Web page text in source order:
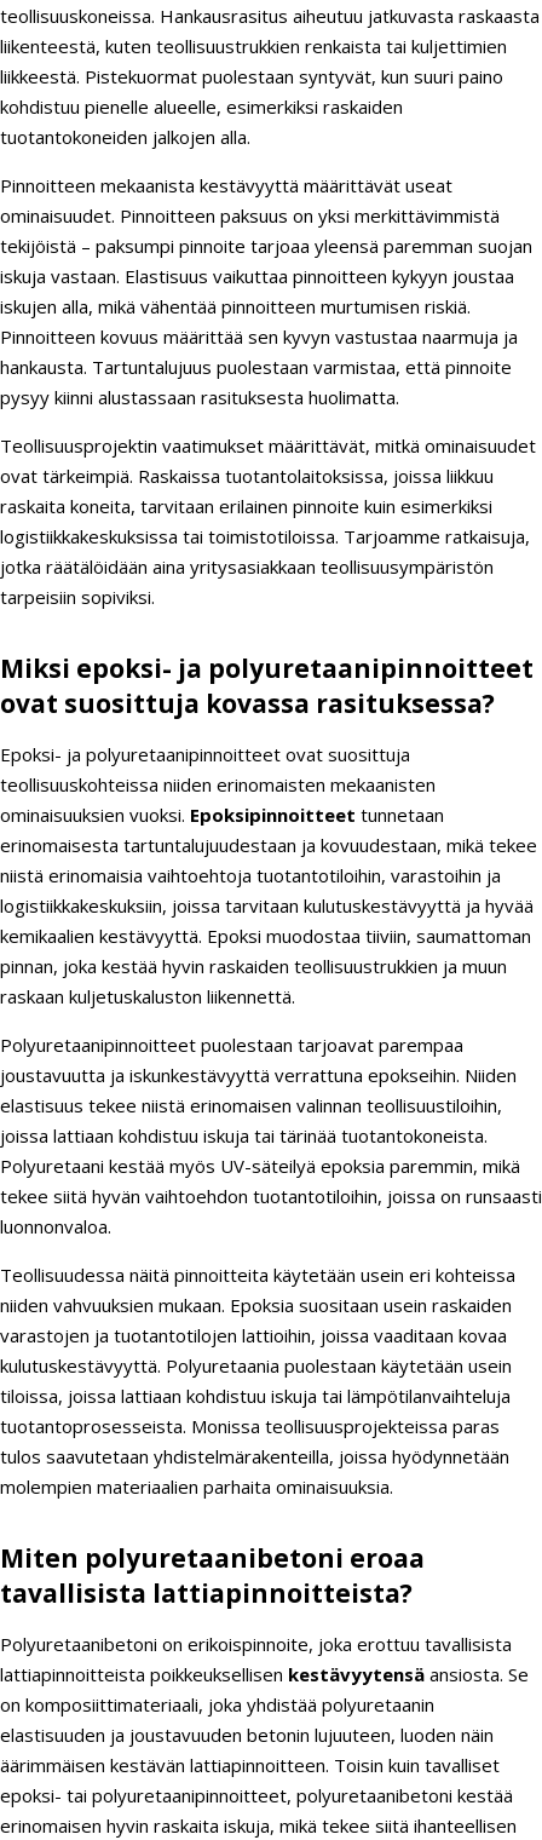
teollisuuskoneissa. Hankausrasitus aiheutuu jatkuvasta raskaasta
liikenteestä, kuten teollisuustrukkien renkaista tai kuljettimien
liikkeestä. Pistekuormat puolestaan syntyvät, kun suuri paino
kohdistuu pienelle alueelle, esimerkiksi raskaiden
tuotantokoneiden jalkojen alla.
Pinnoitteen mekaanista kestävyyttä määrittävät useat
ominaisuudet. Pinnoitteen paksuus on yksi merkittävimmistä
tekijöistä – paksumpi pinnoite tarjoaa yleensä paremman suojan
iskuja vastaan. Elastisuus vaikuttaa pinnoitteen kykyyn joustaa
iskujen alla, mikä vähentää pinnoitteen murtumisen riskiä.
Pinnoitteen kovuus määrittää sen kyvyn vastustaa naarmuja ja
hankausta. Tartuntalujuus puolestaan varmistaa, että pinnoite
pysyy kiinni alustassaan rasituksesta huolimatta.
Teollisuusprojektin vaatimukset määrittävät, mitkä ominaisuudet
ovat tärkeimpiä. Raskaissa tuotantolaitoksissa, joissa liikkuu
raskaita koneita, tarvitaan erilainen pinnoite kuin esimerkiksi
logistiikkakeskuksissa tai toimistotiloissa. Tarjoamme ratkaisuja,
jotka räätälöidään aina yritysasiakkaan teollisuusympäristön
tarpeisiin sopiviksi.
Miksi epoksi- ja polyuretaanipinnoitteet
ovat suosittuja kovassa rasituksessa?
Epoksi- ja polyuretaanipinnoitteet ovat suosittuja
teollisuuskohteissa niiden erinomaisten mekaanisten
ominaisuuksien vuoksi. Epoksipinnoitteet tunnetaan
erinomaisesta tartuntalujuudestaan ja kovuudestaan, mikä tekee
niistä erinomaisia vaihtoehtoja tuotantotiloihin, varastoihin ja
logistiikkakeskuksiin, joissa tarvitaan kulutuskestävyyttä ja hyvää
kemikaalien kestävyyttä. Epoksi muodostaa tiiviin, saumattoman
pinnan, joka kestää hyvin raskaiden teollisuustrukkien ja muun
raskaan kuljetuskaluston liikennettä.
Polyuretaanipinnoitteet puolestaan tarjoavat parempaa
joustavuutta ja iskunkestävyyttä verrattuna epokseihin. Niiden
elastisuus tekee niistä erinomaisen valinnan teollisuustiloihin,
joissa lattiaan kohdistuu iskuja tai tärinää tuotantokoneista.
Polyuretaani kestää myös UV-säteilyä epoksia paremmin, mikä
tekee siitä hyvän vaihtoehdon tuotantotiloihin, joissa on runsaasti
luonnonvaloa.
Teollisuudessa näitä pinnoitteita käytetään usein eri kohteissa
niiden vahvuuksien mukaan. Epoksia suositaan usein raskaiden
varastojen ja tuotantotilojen lattioihin, joissa vaaditaan kovaa
kulutuskestävyyttä. Polyuretaania puolestaan käytetään usein
tiloissa, joissa lattiaan kohdistuu iskuja tai lämpötilanvaihteluja
tuotantoprosesseista. Monissa teollisuusprojekteissa paras
tulos saavutetaan yhdistelmärakenteilla, joissa hyödynnetään
molempien materiaalien parhaita ominaisuuksia.
Miten polyuretaanibetoni eroaa
tavallisista lattiapinnoitteista?
Polyuretaanibetoni on erikoispinnoite, joka erottuu tavallisista
lattiapinnoitteista poikkeuksellisen kestävyytensä ansiosta. Se
on komposiittimateriaali, joka yhdistää polyuretaanin
elastisuuden ja joustavuuden betonin lujuuteen, luoden näin
äärimmäisen kestävän lattiapinnoitteen. Toisin kuin tavalliset
epoksi- tai polyuretaanipinnoitteet, polyuretaanibetoni kestää
erinomaisen hyvin raskaita iskuja, mikä tekee siitä ihanteellisen